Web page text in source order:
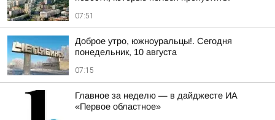
07:51
Доброе утро, южноуральцы!. Сегодня
понедельник, 10 августа
07:15
Главное за неделю — в дайджесте ИА
«Первое областное»